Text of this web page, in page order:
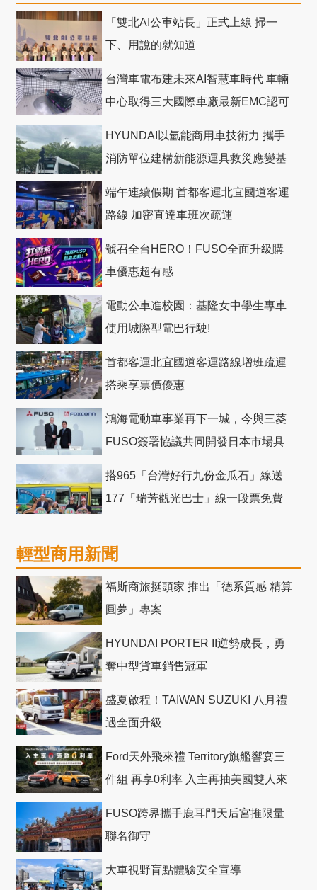
「雙北AI公車站長」正式上線 掃一
下、用說的就知道
台灣車電布建未來AI智慧車時代 車輛
中心取得三大國際車廠最新EMC認可
HYUNDAI以氫能商用車技術力 攜手
消防單位建構新能源運具救災應變基
端午連續假期 首都客運北宜國道客運
路線 加密直達車班次疏運
號召全台HERO！FUSO全面升級購
車優惠超有感
電動公車進校園：基隆女中學生專車
使用城際型電巴行駛!
首都客運北宜國道客運路線增班疏運
搭乘享票價優惠
鴻海電動車事業再下一城，今與三菱
FUSO簽署協議共同開發日本市場具
搭965「台灣好行九份金瓜石」線送
177「瑞芳觀光巴士」線一段票免費
輕型商用新聞
福斯商旅挺頭家 推出「德系質感 精算
圓夢」專案
HYUNDAI PORTER II逆勢成長，勇
奪中型貨車銷售冠軍
盛夏啟程！TAIWAN SUZUKI 八月禮
遇全面升級
Ford天外飛來禮 Territory旗艦響宴三
件組 再享0利率 入主再抽美國雙人來
FUSO跨界攜手鹿耳門天后宮推限量
聯名御守
大車視野盲點體驗安全宣導